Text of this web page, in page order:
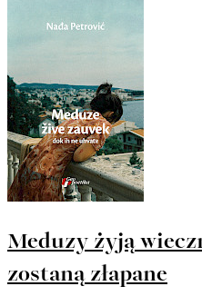
Meduzy żyją
zostaną złapane